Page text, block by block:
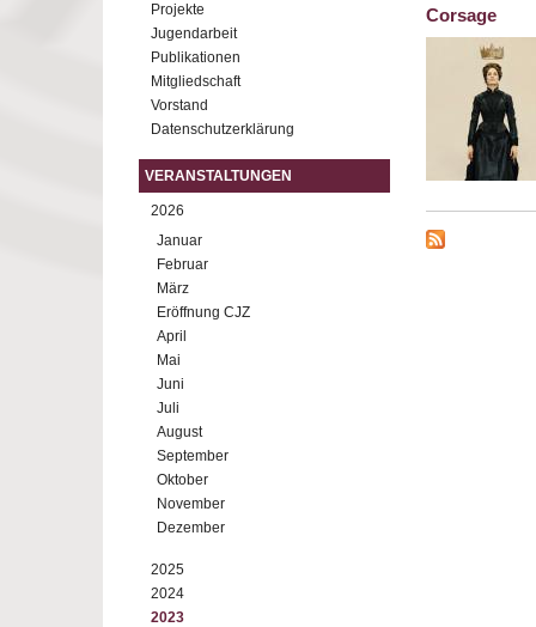
Projekte
Jugendarbeit
Publikationen
Mitgliedschaft
Vorstand
Datenschutzerklärung
VERANSTALTUNGEN
2026
Januar
Februar
März
Eröffnung CJZ
April
Mai
Juni
Juli
August
September
Oktober
November
Dezember
2025
2024
2023
Corsage